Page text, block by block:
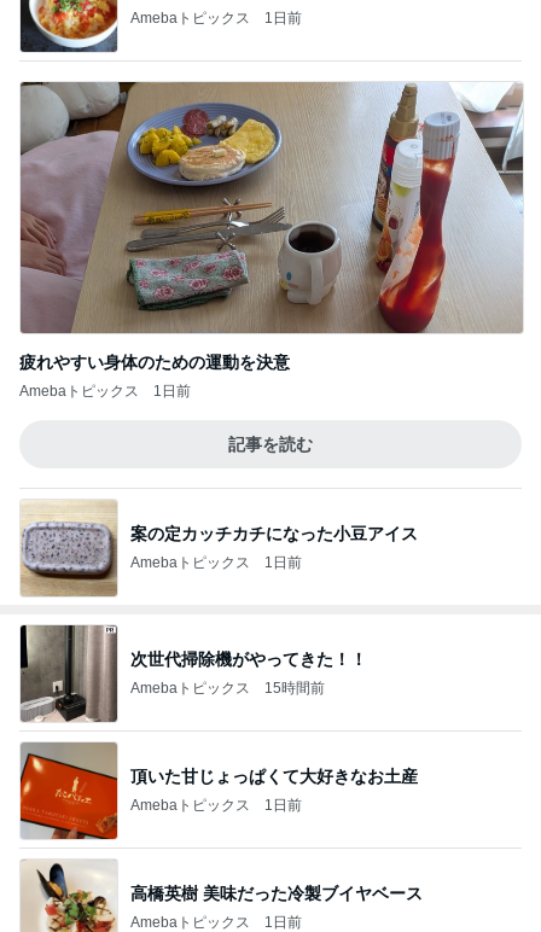
Amebaトピックス 1日前
疲れやすい身体のための運動を決意
Amebaトピックス 1日前
記事を読む
案の定カッチカチになった小豆アイス
Amebaトピックス 1日前
次世代掃除機がやってきた！！
Amebaトピックス 15時間前
頂いた甘じょっぱくて大好きなお土産
Amebaトピックス 1日前
高橋英樹 美味だった冷製ブイヤベース
Amebaトピックス 1日前